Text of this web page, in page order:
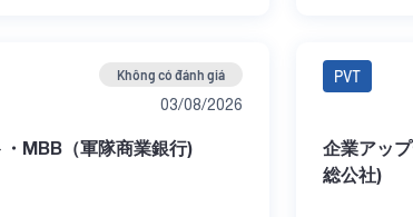
Không có đánh giá
03/08/2026
MBB（軍隊商業銀行)
PVT
企業アッ
総公社)